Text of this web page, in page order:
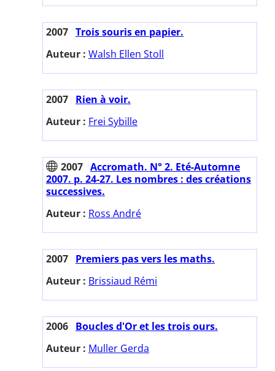
2007 Trois souris en papier.
Auteur : Walsh Ellen Stoll
2007 Rien à voir.
Auteur : Frei Sybille
2007 Accromath. N° 2. Eté-Automne
2007. p. 24-27. Les nombres : des créations
successives.
Auteur : Ross André
2007 Premiers pas vers les maths.
Auteur : Brissiaud Rémi
2006 Boucles d'Or et les trois ours.
Auteur : Muller Gerda